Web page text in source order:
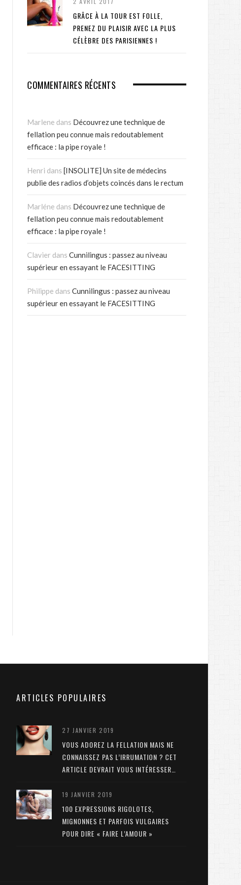
GRÂCE À LA TOUR EST FOLLE,
PRENEZ DU PLAISIR AVEC LA PLUS
CÉLÈBRE DES PARISIENNES !
COMMENTAIRES RÉCENTS
Marlene dans Découvrez une technique de
fellation peu connue mais redoutablement
efficace : la pipe royale !
Henri dans [INSOLITE] Un site de médecins
publie des radios d’objets coincés dans le rectum
Marléne dans Découvrez une technique de
fellation peu connue mais redoutablement
efficace : la pipe royale !
Clavier dans Cunnilingus : passez au niveau
supérieur en essayant le FACESITTING
Philippe dans Cunnilingus : passez au niveau
supérieur en essayant le FACESITTING
ARTICLES POPULAIRES
27 JANVIER 2019
VOUS ADOREZ LA FELLATION MAIS NE
CONNAISSEZ PAS L’IRRUMATION ? CET
ARTICLE DEVRAIT VOUS INTÉRESSER…
19 JANVIER 2019
100 EXPRESSIONS RIGOLOTES,
MIGNONNES ET PARFOIS VULGAIRES
POUR DIRE « FAIRE L’AMOUR »